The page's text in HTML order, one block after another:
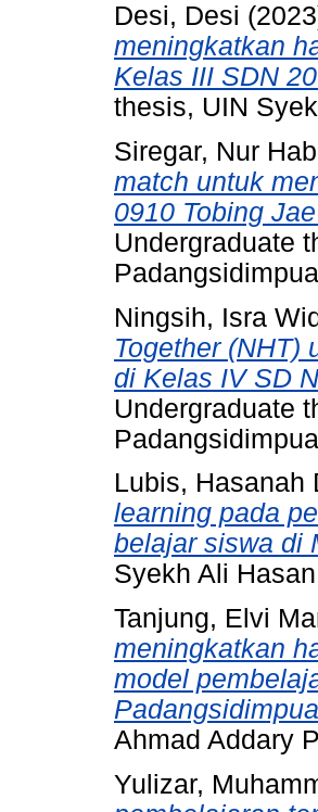
Desi, Desi
meningkatkan
Kelas III SDN
thesis, UIN
Siregar, Nur
match untuk
0910 Tobing
Undergraduate
Ningsih, Isra
Together (NHT)
di Kelas IV SD
Undergraduate
Lubis, Hasanah
learning pada
belajar siswa di
Syekh Ali
Tanjung, Elvi
meningkatkan
model
Ahmad Addary
Yulizar,